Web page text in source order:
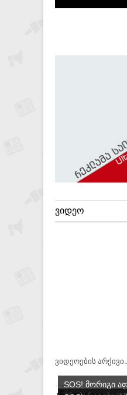
ᲕᲘᲓᲔᲝ
ვიდეოების
SOS! ᲛᲝᲠᲘᲒᲘ